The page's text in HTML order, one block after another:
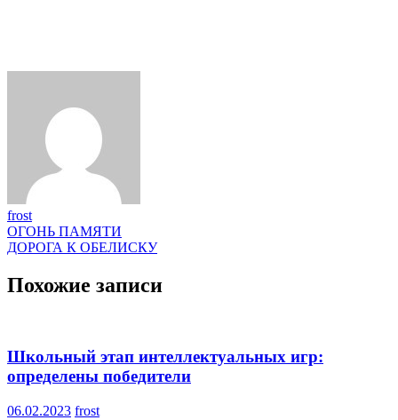
frost
Навигация
по
записям
ОГОНЬ ПАМЯТИ
ДОРОГА К ОБЕЛИСКУ
Похожие записи
Школьный этап интеллектуальных игр:
определены победители
06.02.2023 frost